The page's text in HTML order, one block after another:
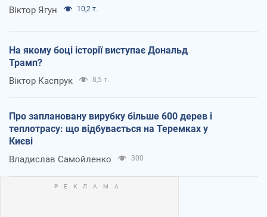
Віктор Ягун 10,2 т.
На якому боці історії виступає Дональд
Трамп?
Віктор Каспрук 8,5 т.
Про заплановану вирубку більше 600 дерев і
теплотрасу: що відбувається на Теремках у
Києві
Владислав Самойленко 300